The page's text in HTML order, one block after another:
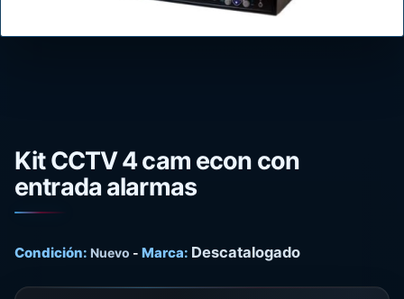
Kit CCTV 4 cam econ con
entrada alarmas
Condición: Nuevo - Marca: Descatalogado